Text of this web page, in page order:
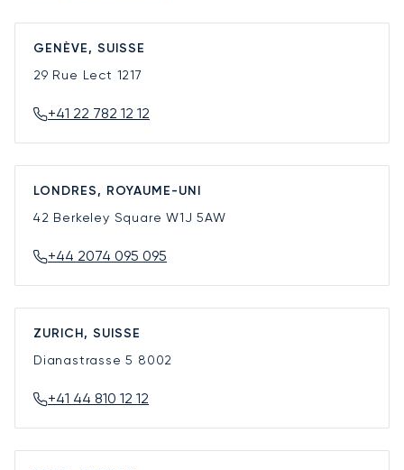
GENÈVE, SUISSE
29 Rue Lect 1217
+41 22 782 12 12
LONDRES, ROYAUME-UNI
42 Berkeley SquareW1J 5AW
+44 2074 095 095
ZURICH, SUISSE
Dianastrasse 5 8002
+41 44 810 12 12